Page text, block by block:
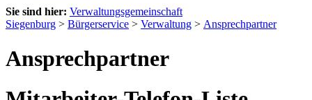
Sie sind hier: Verwaltungsgemeinschaft
Siegenburg > Bürgerservice > Verwaltung > Ansprechpartner
Ansprechpartner